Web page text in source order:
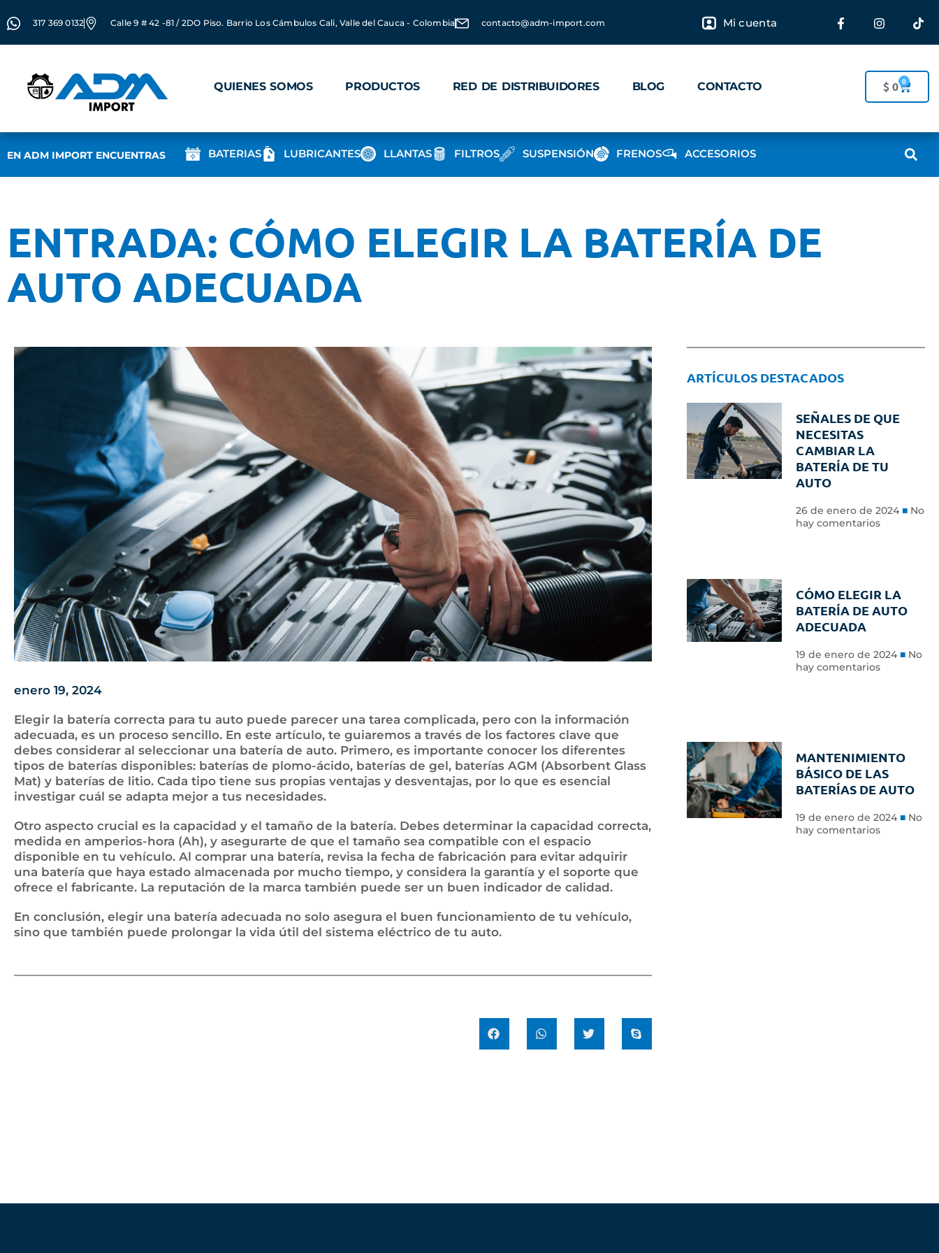
317 369 0132 Calle 9 # 42 -81 / 2DO Piso. Barrio Los Cámbulos Cali, Valle del Cauca - Colombia contacto@adm-import.com Mi cuenta
QUIENES SOMOS PRODUCTOS RED DE DISTRIBUIDORES BLOG CONTACTO $0 0
EN ADM IMPORT ENCUENTRAS BATERIAS LUBRICANTES LLANTAS FILTROS SUSPENSIÓN FRENOS ACCESORIOS
ENTRADA: CÓMO ELEGIR LA BATERÍA DE
AUTO ADECUADA
enero 19, 2024
Elegir la batería correcta para tu auto puede parecer una tarea complicada, pero con la información
adecuada, es un proceso sencillo. En este artículo, te guiaremos a través de los factores clave que
debes considerar al seleccionar una batería de auto. Primero, es importante conocer los diferentes
tipos de baterías disponibles: baterías de plomo-ácido, baterías de gel, baterías AGM (Absorbent Glass
Mat) y baterías de litio. Cada tipo tiene sus propias ventajas y desventajas, por lo que es esencial
investigar cuál se adapta mejor a tus necesidades.
Otro aspecto crucial es la capacidad y el tamaño de la batería. Debes determinar la capacidad correcta,
medida en amperios-hora (Ah), y asegurarte de que el tamaño sea compatible con el espacio
disponible en tu vehículo. Al comprar una batería, revisa la fecha de fabricación para evitar adquirir
una batería que haya estado almacenada por mucho tiempo, y considera la garantía y el soporte que
ofrece el fabricante. La reputación de la marca también puede ser un buen indicador de calidad.
En conclusión, elegir una batería adecuada no solo asegura el buen funcionamiento de tu vehículo,
sino que también puede prolongar la vida útil del sistema eléctrico de tu auto.
ARTÍCULOS DESTACADOS
SEÑALES DE QUE
NECESITAS
CAMBIAR LA
BATERÍA DE TU
AUTO
26 de enero de 2024
No
hay comentarios
CÓMO ELEGIR LA
BATERÍA DE AUTO
ADECUADA
19 de enero de 2024
No
hay comentarios
MANTENIMIENTO
BÁSICO DE LAS
BATERÍAS DE AUTO
19 de enero de 2024
No
hay comentarios